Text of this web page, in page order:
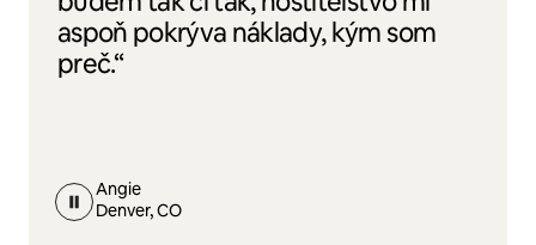
aspoň pokrýva náklady, kým som
preč.“
Angie
Denver, CO